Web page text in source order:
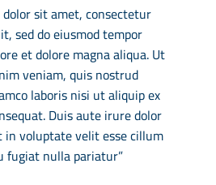
dolor sit amet, consectetur
sed do eiusmod tempor
et dolore magna aliqua. Ut
veniam, quis nostrud
laboris nisi ut aliquip ex
Duis aute irure dolor
voluptate velit esse cillum
fugiat nulla pariatur”